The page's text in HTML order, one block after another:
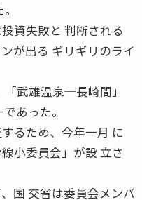
資失敗と 判断される
が出る ギリギリのライ
武雄温泉─長崎間」
あった。
るため、今年一月 に
小委員会」が設 立さ
国 交省は委員会メンバ